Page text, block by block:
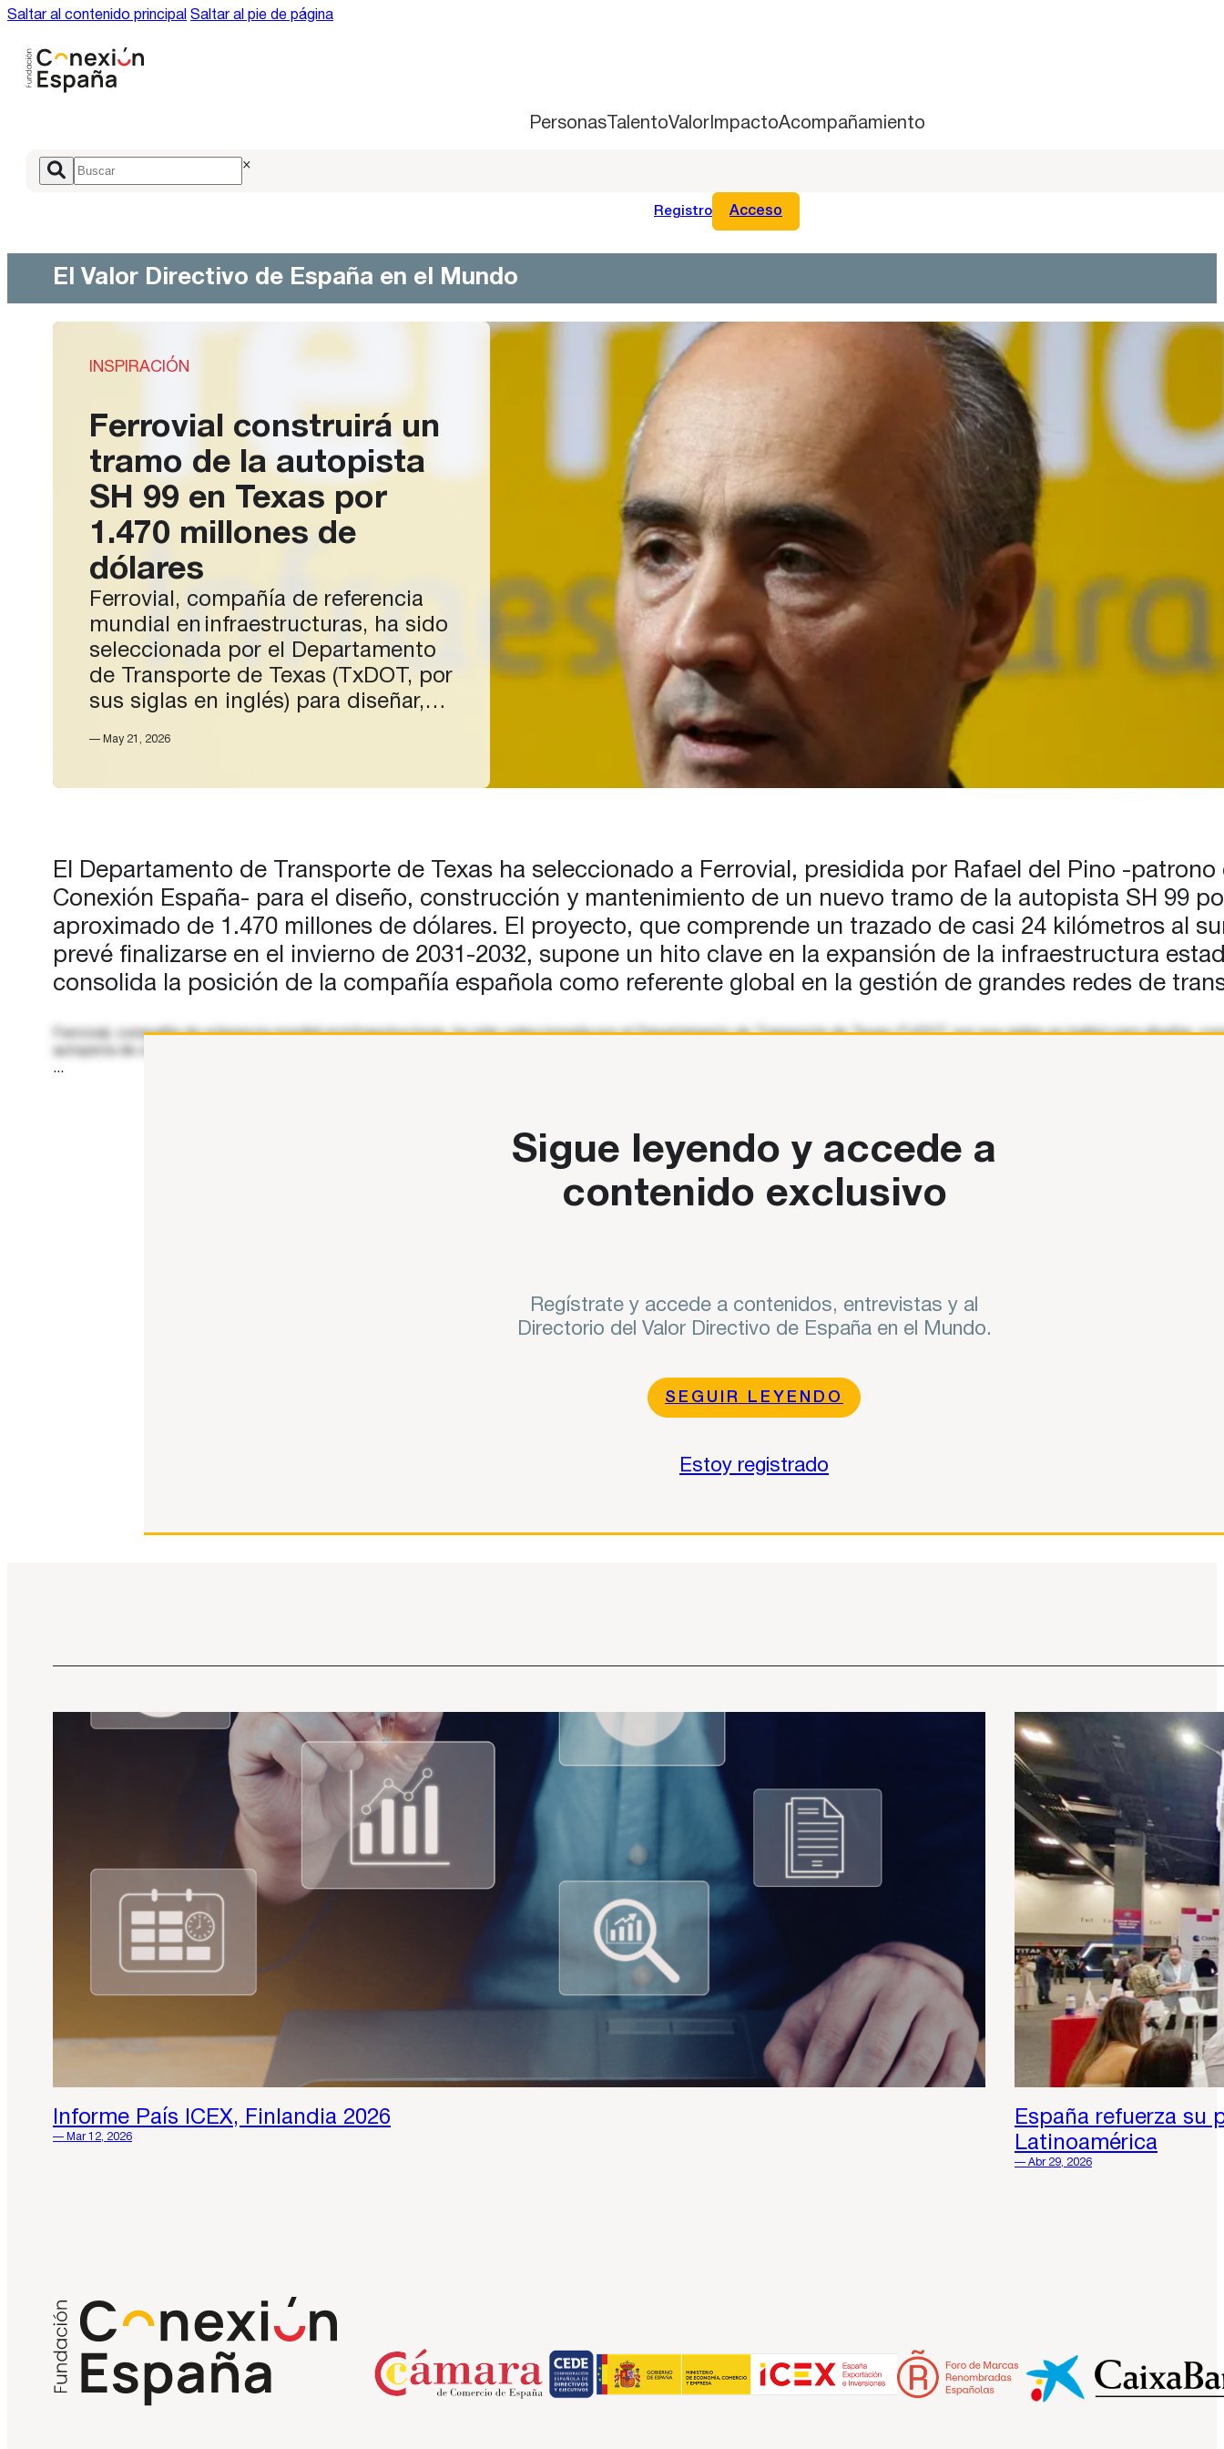
Saltar al contenido principal Saltar al pie de página
PersonasTalentoValorImpactoAcompañamiento
×
Registro Acceso
El Valor Directivo de España en el Mundo
INSPIRACIÓN
Ferrovial construirá un
tramo de la autopista
SH 99 en Texas por
1.470 millones de
dólares
Ferrovial, compañía de referencia
mundial en infraestructuras, ha sido
seleccionada por el Departamento
de Transporte de Texas (TxDOT, por
sus siglas en inglés) para diseñar,
contempla un trazado de casi 24…
— May 21, 2026
El Departamento de Transporte de Texas ha seleccionado a Ferrovial, presidida por Rafael del Pino -
Conexión España- para el diseño, construcción y mantenimiento de un nuevo tramo de la autopista SH 99
aproximado de 1.470 millones de dólares. El proyecto, que comprende un trazado de casi 24 kilómetros al
prevé finalizarse en el invierno de 2031-2032, supone un hito clave en la expansión de la infraestructura
consolida la posición de la compañía española como referente global en la gestión de grandes redes de
Ferrovial, compañía de referencia mundial en infraestructuras, ha sido seleccionada por el Departamento de Transporte de Texas (TxDOT, por sus siglas en inglés) para diseñar,
...
Sigue leyendo y accede a
contenido exclusivo
Regístrate y accede a contenidos, entrevistas y al
Directorio del Valor Directivo de España en el Mundo.
SEGUIR LEYENDO
Estoy registrado
Informe País ICEX, Finlandia 2026
— Mar 12, 2026
España refuerza su
Latinoamérica
— Abr 29, 2026